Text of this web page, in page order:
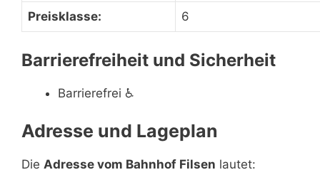
Preisklasse: 6
Barrierefreiheit und Sicherheit
Barrierefrei ♿
Adresse und Lageplan
Die Adresse vom Bahnhof Filsen lautet: